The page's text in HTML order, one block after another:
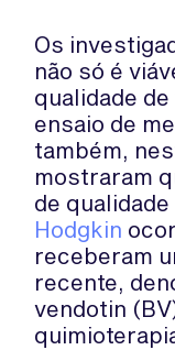
Os
não só é
qualidade
ensaio de
também,
mostraram
de
Hodgkin
receberam
recente,
vendotin